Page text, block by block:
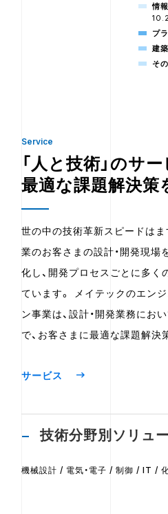
情
プ
建
そ
Service
「人と技術」のサ
最適な課題解決策
世の中の技術革新スピードはま
業のお客さまの設計・開発現場
化し、開発プロセスごとに多く
ています。 メイテックのエン
ン事業は、設計・開発業務にお
で、お客さまに最適な課題解決
サービス
技術分野別ソリュ
機械設計 / 電気・電子 / 制御 / IT /